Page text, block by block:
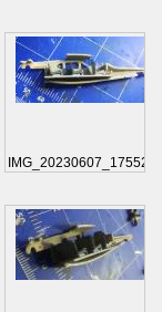
IMG_20230607_175525